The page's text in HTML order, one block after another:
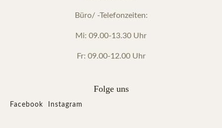
Büro/ -Telefonzeiten:
Mi: 09.00-13.30 Uhr
Fr: 09.00-12.00 Uhr
Folge uns
Facebook Instagram